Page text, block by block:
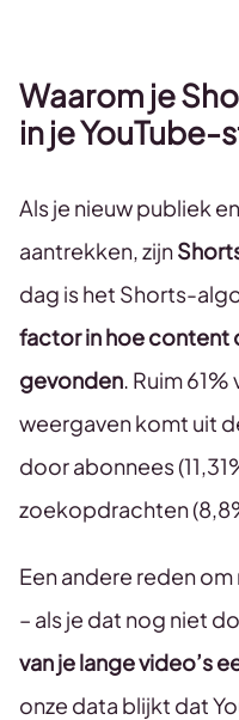
Waarom je
in je
Als je nieuw publiek
aantrekken, zijn
dag is het Shorts-
factor in hoe content
gevonden. Ruim
weergaven komt uit
door abonnees
zoekopdrachten
Een andere reden
– als je dat nog niet
van je lange video’s
onze data blijkt dat